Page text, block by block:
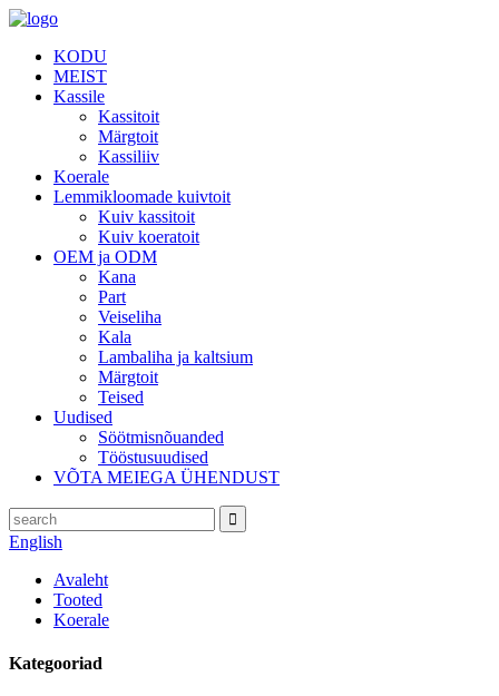
KODU
MEIST
Kassile
Kassitoit
Märgtoit
Kassiliiv
Koerale
Lemmikloomade kuivtoit
Kuiv kassitoit
Kuiv koeratoit
OEM ja ODM
Kana
Part
Veiseliha
Kala
Lambaliha ja kaltsium
Märgtoit
Teised
Uudised
Söötmisnõuanded
Tööstusuudised
VÕTA MEIEGA ÜHENDUST
English
Avaleht
Tooted
Koerale
Kategooriad